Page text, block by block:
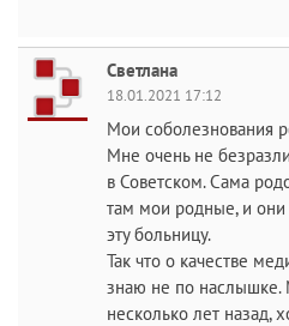
Светлана
18.01.2021 17:12
Мои соболезнования
Мне очень не
в Советском. Сама
там мои родные, и
эту больницу.
Так что о качестве
знаю не по наслышке.
несколько лет назад,